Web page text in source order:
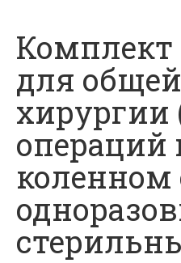
Комплект
для общей
хирургии
операций
коленном